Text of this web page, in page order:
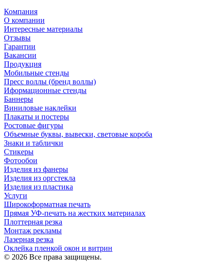
Компания
О компании
Интересные материалы
Отзывы
Гарантии
Вакансии
Продукция
Мобильные стенды
Пресс воллы (бренд воллы)
Иформационные стенды
Баннеры
Виниловые наклейки
Плакаты и постеры
Ростовые фигуры
Объемные буквы, вывески, световые короба
Знаки и таблички
Стикеры
Фотообои
Изделия из фанеры
Изделия из оргстекла
Изделия из пластика
Услуги
Широкоформатная печать
Прямая УФ-печать на жестких материалах
Плоттерная резка
Монтаж рекламы
Лазерная резка
Оклейка пленкой окон и витрин
© 2026 Все права защищены.